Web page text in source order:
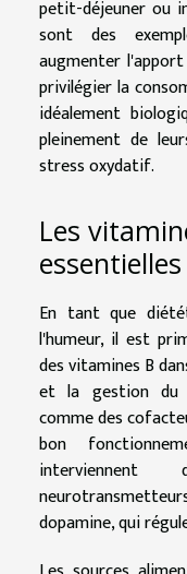
petit-déjeuner ou
sont des
augmenter
privilégier la
idéalement
pleinement de
stress oxydatif.
Les
En tant que
l'humeur, il est
des vitamines B
et la gestion du
comme des
bon
dopamine, qui